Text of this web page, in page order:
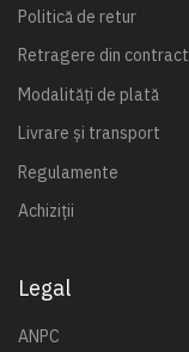
Politică de retur
Retragere din contract
Modalități de plată
Livrare și transport
Regulamente
Achiziții
Legal
ANPC